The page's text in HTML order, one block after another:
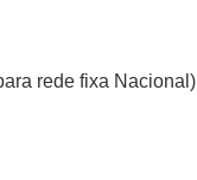
rede fixa Nacional)